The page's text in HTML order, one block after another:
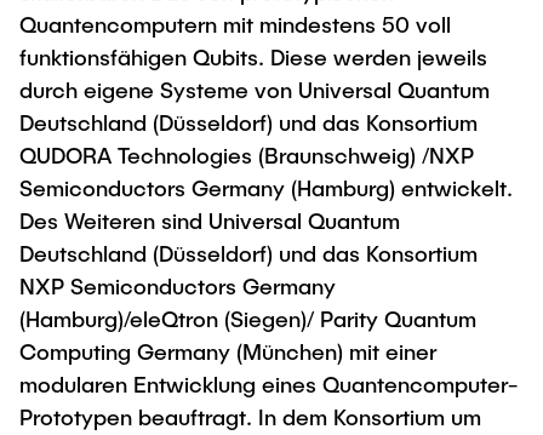
Quantencomputern mit mindestens 50 voll
funktionsfähigen Qubits. Diese werden jeweils
durch eigene Systeme von Universal Quantum
Deutschland (Düsseldorf) und das Konsortium
QUDORA Technologies (Braunschweig) /NXP
Semiconductors Germany (Hamburg) entwickelt.
Des Weiteren sind Universal Quantum
Deutschland (Düsseldorf) und das Konsortium
NXP Semiconductors Germany
(Hamburg)/eleQtron (Siegen)/ Parity Quantum
Computing Germany (München) mit einer
modularen Entwicklung eines Quantencomputer-
Prototypen beauftragt. In dem Konsortium um